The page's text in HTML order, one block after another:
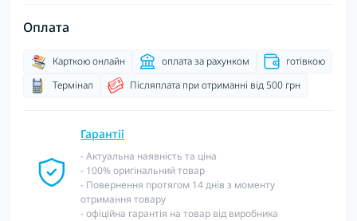
Оплата
Карткою онлайн оплата за рахунком
готівкою
Термінал
Післяплата при отриманні від 500 грн
Гарантії
- Актуальна наявність та ціна
- 100% оригінальний товар
- Повернення протягом 14 днів з моменту
отримання товару
- офіційна гарантія на товар від виробника